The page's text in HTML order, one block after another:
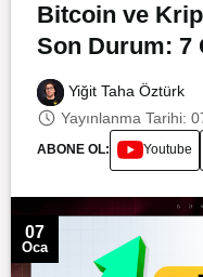
Bitcoin ve
Son Durum: 7
Yiğit Taha Öztürk
Yayınlanma Tarihi:
ABONE OL: Youtube
07
Oca